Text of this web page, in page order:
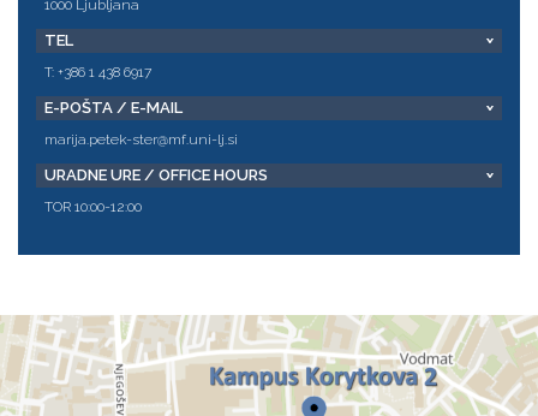
1000 Ljubljana
TEL
T: +386 1 438 6917
E-POŠTA / E-MAIL
marija.petek-ster@mf.uni-lj.si
URADNE URE / OFFICE HOURS
TOR 10:00-12:00